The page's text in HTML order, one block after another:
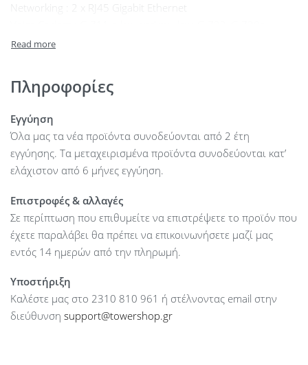
Networking : 2 x RJ45 Gigabit Ethernet
Internet Low Bitrate Codec (iLBC), and Internet Speech Audio
Network Features : Session Initiation Protocol (SIP) for
signaling, Session Description Protocol (SDP), IPv4 and IPv6,
Signaling protocol support : Skinny Client Control Protocol
(SCCP) and Session Initiation Protocol (SIP) with Cisco call
control
Power Supply : N/A
Dimensions : 228.8 x 257.3 x 98.4 mm
Weight : 1.35 kg
Πληροφορίες
Εγγύηση
Όλα μας τα νέα προϊόντα συνοδεύονται από 2 έτη
εγγύησης. Τα μεταχειρισμένα προϊόντα συνοδεύονται κατ’
ελάχιστον από 6 μήνες εγγύηση.
Επιστροφές & αλλαγές
Σε περίπτωση που επιθυμείτε να επιστρέψετε το προϊόν που
έχετε παραλάβει θα πρέπει να επικοινωνήσετε μαζί μας
εντός 14 ημερών από την πληρωμή.
Υποστήριξη
Καλέστε μας στο 2310 810 961 ή στέλνοντας email στην
διεύθυνση support@towershop.gr